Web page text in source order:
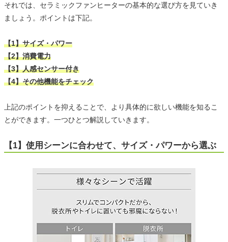
それでは、セラミックファンヒーターの基本的な選び方を見ていき
ましょう。ポイントは下記。
【1】サイズ・パワー
【2】消費電力
【3】人感センサー付き
【4】その他機能をチェック
上記のポイントを抑えることで、より具体的に欲しい機能を知るこ
とができます。一つひとつ解説していきます。
【1】使用シーンに合わせて、サイズ・パワーから選ぶ